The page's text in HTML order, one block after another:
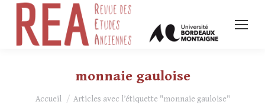
monnaie gauloise
Vous êtes ici :
Accueil Articles avec l’étiquette "monnaie gauloise"